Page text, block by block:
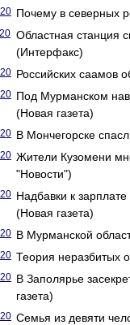
Почему в северных
Областная станция
(Интерфакс)
Российских саамов
Под Мурманском
(Новая газета)
В Мончегорске
Жители Кузомени
"Новости")
Надбавки к
(Новая газета)
В Мурманской
Теория неразбитых
В Заполярье
газета)
Семья из девяти